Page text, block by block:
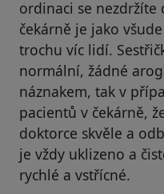
ordinaci se nezdržíte
čekárně je jako
trochu víc lidí.
normální, žádné
náznakem, tak v
pacientů v čekárně,
doktorce skvěle a
je vždy uklizeno a
rychlé a vstřícné.